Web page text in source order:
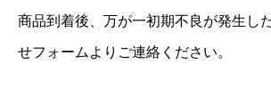
商品到着後、万が一初期不良が発生し
せフォームよりご連絡ください。